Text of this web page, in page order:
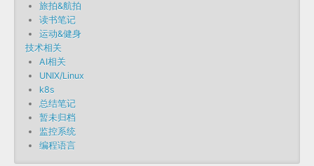
旅拍&航拍
读书笔记
运动&健身
技术相关
AI相关
UNIX/Linux
k8s
总结笔记
暂未归档
监控系统
编程语言